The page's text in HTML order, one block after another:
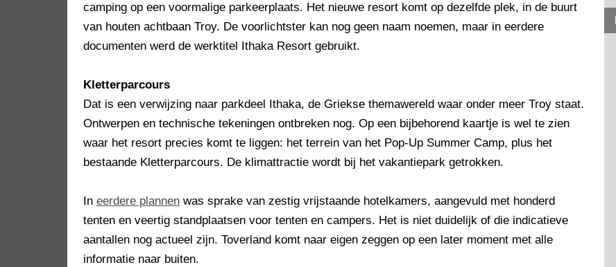
camping op een voormalige parkeerplaats. Het nieuwe resort komt op dezelfde plek, in de buurt
van houten achtbaan Troy. De voorlichtster kan nog geen naam noemen, maar in eerdere
documenten werd de werktitel Ithaka Resort gebruikt.
Kletterparcours
Dat is een verwijzing naar parkdeel Ithaka, de Griekse themawereld waar onder meer Troy staat.
Ontwerpen en technische tekeningen ontbreken nog. Op een bijbehorend kaartje is wel te zien
waar het resort precies komt te liggen: het terrein van het Pop-Up Summer Camp, plus het
bestaande Kletterparcours. De klimattractie wordt bij het vakantiepark getrokken.
In eerdere plannen was sprake van zestig vrijstaande hotelkamers, aangevuld met honderd
tenten en veertig standplaatsen voor tenten en campers. Het is niet duidelijk of die indicatieve
aantallen nog actueel zijn. Toverland komt naar eigen zeggen op een later moment met alle
informatie naar buiten.